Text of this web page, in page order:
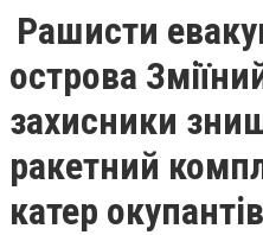
Рашисти
острова
захисники
ракетний
катер окупантів